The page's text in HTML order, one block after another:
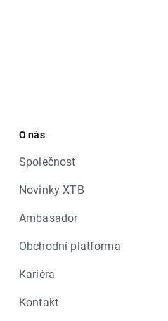
O nás
Společnost
Novinky XTB
Ambasador
Obchodní platforma
Kariéra
Kontakt